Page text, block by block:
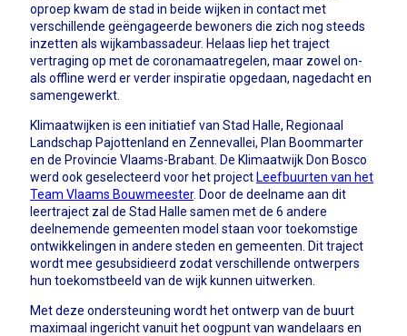
oproep kwam de stad in beide wijken in contact met
verschillende geëngageerde bewoners die zich nog steeds
inzetten als wijkambassadeur. Helaas liep het traject
vertraging op met de coronamaatregelen, maar zowel on-
als offline werd er verder inspiratie opgedaan, nagedacht en
samengewerkt.
Klimaatwijken is een initiatief van Stad Halle, Regionaal
Landschap Pajottenland en Zennevallei, Plan Boommarter
en de Provincie Vlaams-Brabant. De Klimaatwijk Don Bosco
werd ook geselecteerd voor het project Leefbuurten van het
Team Vlaams Bouwmeester. Door de deelname aan dit
leertraject zal de Stad Halle samen met de 6 andere
deelnemende gemeenten model staan voor toekomstige
ontwikkelingen in andere steden en gemeenten. Dit traject
wordt mee gesubsidieerd zodat verschillende ontwerpers
hun toekomstbeeld van de wijk kunnen uitwerken.
Met deze ondersteuning wordt het ontwerp van de buurt
maximaal ingericht vanuit het oogpunt van wandelaars en